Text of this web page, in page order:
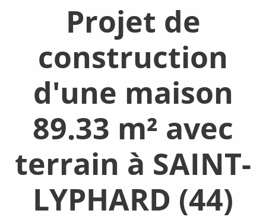
Projet de
construction
d'une maison
89.33 m² avec
terrain à SAINT-
LYPHARD (44)